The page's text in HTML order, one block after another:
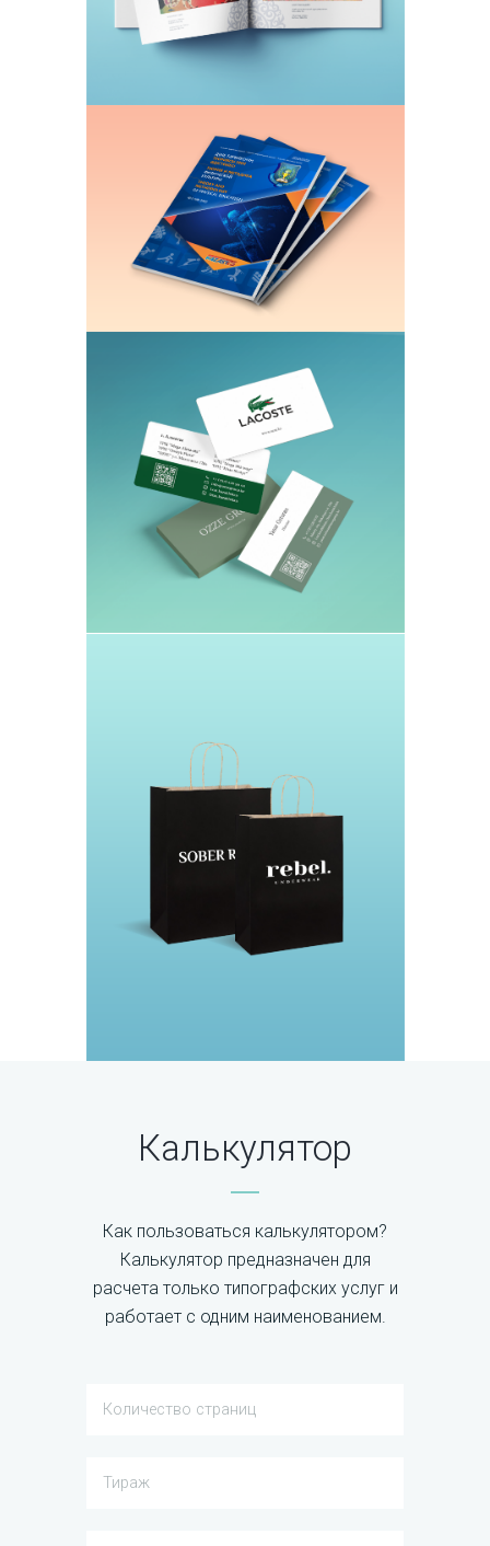
Журналы и Брошюры
Печать черно-белых и цветных страниц
на офсетной и мелованной бумагах
Визитки
Визитки с прямыми и скругленными
краями
мелованной бумаги.
Калькулятор
Как пользоваться калькулятором?
Калькулятор предназначен для
расчета только типографских услуг и
работает с одним наименованием.